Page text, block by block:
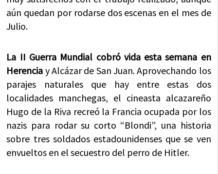
aún quedan por rodarse dos escenas en el mes de
Julio.
La II Guerra Mundial cobró vida esta semana en
Herencia y Alcázar de San Juan. Aprovechando los
parajes naturales que hay entre estas dos
localidades manchegas, el cineasta alcazareño
Hugo de la Riva recreó la Francia ocupada por los
nazis para rodar su corto “Blondi”, una historia
sobre tres soldados estadounidenses que se ven
envueltos en el secuestro del perro de Hitler.